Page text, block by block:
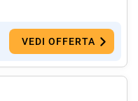
VEDI OFFERTA